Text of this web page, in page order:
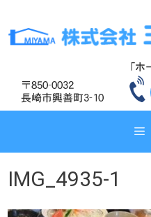
テ
ス
テ
ス
IMG_4935-1